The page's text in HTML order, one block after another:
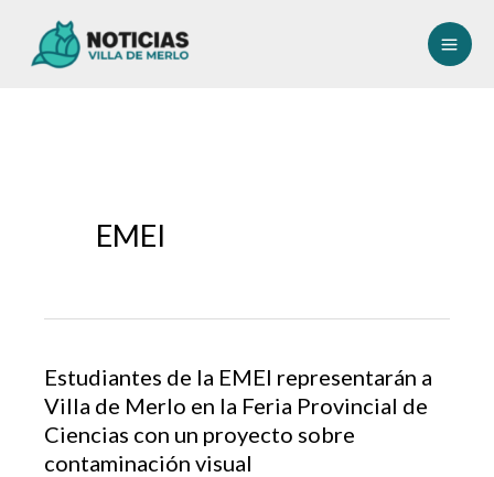
EMEI
Estudiantes de la EMEI representarán a
Villa de Merlo en la Feria Provincial de
Ciencias con un proyecto sobre
contaminación visual